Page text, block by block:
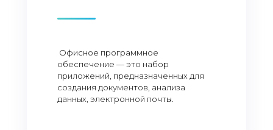
Офисное программное
обеспечение — это набор
приложений, предназначенных для
создания документов, анализа
данных, электронной почты.